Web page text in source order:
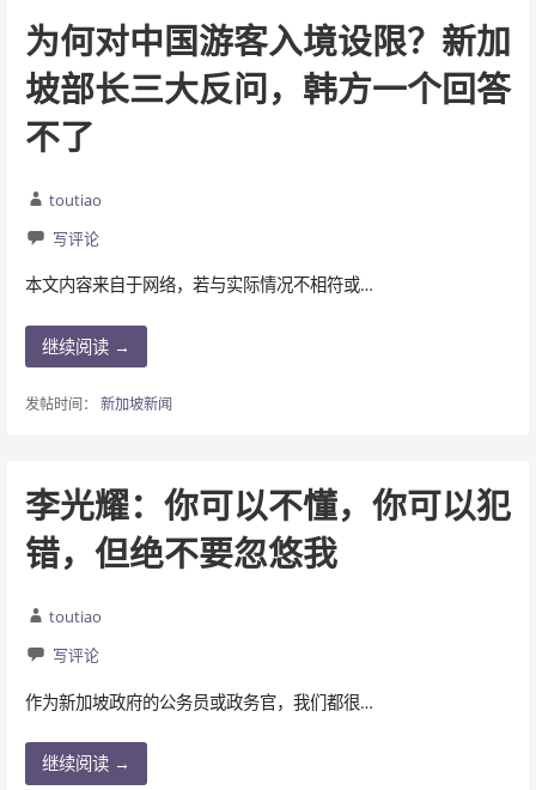
为何对中国游客入境设限？新加
坡部长三大反问，韩方一个回答
不了
toutiao
写评论
本文内容来自于网络，若与实际情况不相符或…
继续阅读 →
发帖时间： 新加坡新闻
李光耀：你可以不懂，你可以犯
错，但绝不要忽悠我
toutiao
写评论
作为新加坡政府的公务员或政务官，我们都很…
继续阅读 →